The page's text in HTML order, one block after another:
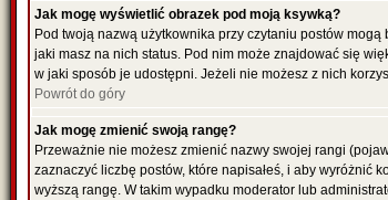
Jak mogę wyświetlić obrazek pod moją ksywką?
Pod twoją nazwą użytkownika przy czytaniu postów
jaki masz na nich status. Pod nim może znajdować się
w jaki sposób je udostępni. Jeżeli nie możesz z nich
Powrót do góry
Jak mogę zmienić swoją rangę?
Przeważnie nie możesz zmienić nazwy swojej rangi
zaznaczyć liczbę postów, które napisałeś, i aby wyróżnić
wyższą rangę. W takim wypadku moderator lub